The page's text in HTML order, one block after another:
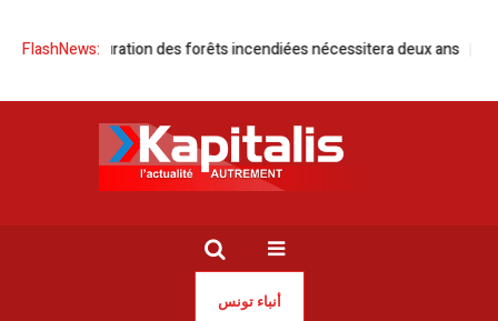
FlashNews:
restauration des forêts incendiées nécessitera deux ans Tunisie /
أنباء تونس